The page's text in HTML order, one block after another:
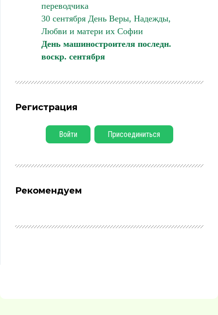
переводчика
30 сентября День Веры, Надежды,
Любви и матери их Софии
День машиностроителя последн.
воскр. сентября
Регистрация
Войти Присоединиться
Рекомендуем